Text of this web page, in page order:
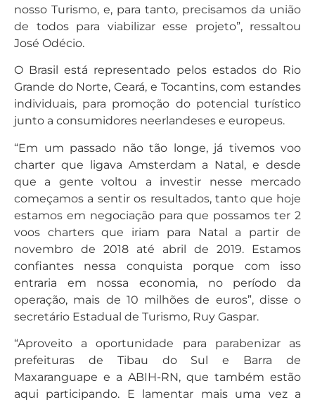
nosso Turismo, e, para tanto, precisamos da união
de todos para viabilizar esse projeto”, ressaltou
José Odécio.
O Brasil está representado pelos estados do Rio
Grande do Norte, Ceará, e Tocantins, com estandes
individuais, para promoção do potencial turístico
junto a consumidores neerlandeses e europeus.
“Em um passado não tão longe, já tivemos voo
charter que ligava Amsterdam a Natal, e desde
que a gente voltou a investir nesse mercado
começamos a sentir os resultados, tanto que hoje
estamos em negociação para que possamos ter 2
voos charters que iriam para Natal a partir de
novembro de 2018 até abril de 2019. Estamos
confiantes nessa conquista porque com isso
entraria em nossa economia, no período da
operação, mais de 10 milhões de euros”, disse o
secretário Estadual de Turismo, Ruy Gaspar.
“Aproveito a oportunidade para parabenizar as
prefeituras de Tibau do Sul e Barra de
Maxaranguape e a ABIH-RN, que também estão
aqui participando. E lamentar mais uma vez a